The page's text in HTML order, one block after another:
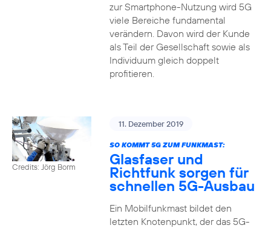
zur Smartphone-Nutzung wird 5G
viele Bereiche fundamental
verändern. Davon wird der Kunde
als Teil der Gesellschaft sowie als
Individuum gleich doppelt
profitieren.
Credits: Jörg Borm
11. Dezember 2019
SO KOMMT 5G ZUM FUNKMAST:
Glasfaser und
Richtfunk sorgen für
schnellen 5G-Ausbau
Ein Mobilfunkmast bildet den
letzten Knotenpunkt, der das 5G-